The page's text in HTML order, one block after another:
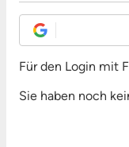
Für den Login mit
Sie haben noch